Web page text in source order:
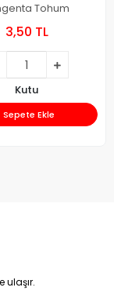
Tohum
3,50 TL
Kutu
Sepete Ekle
ulaşır.